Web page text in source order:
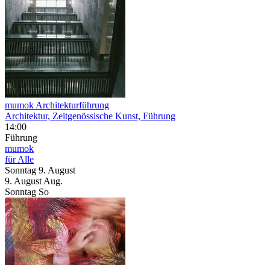
mumok Architekturführung
Architektur, Zeitgenössische Kunst, Führung
14:00
Führung
mumok
für Alle
Sonntag 9. August
9. August Aug.
Sonntag So